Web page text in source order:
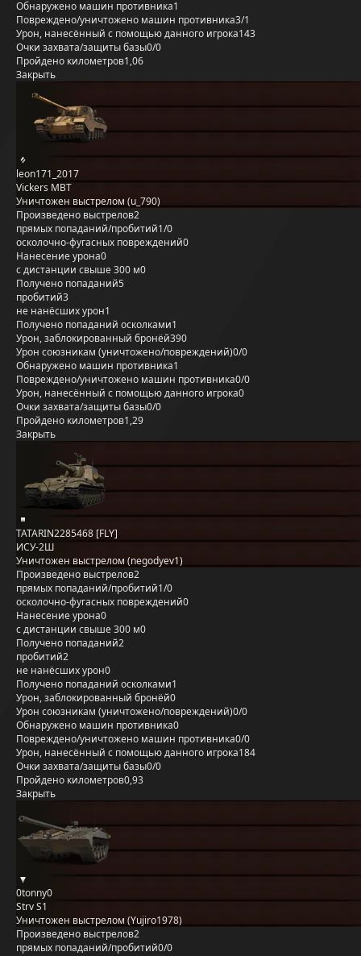
Обнаружено машин противника1
Повреждено/уничтожено машин противника3/1
Урон, нанесённый с помощью данного игрока143
Очки захвата/защиты базы0/0
Пройдено километров1,06
Закрыть
leon171_2017
Vickers MBT
Уничтожен выстрелом (u_790)
Произведено выстрелов2
прямых попаданий/пробитий1/0
осколочно-фугасных повреждений0
Нанесение урона0
с дистанции свыше 300 м0
Получено попаданий5
пробитий3
не нанёсших урон1
Получено попаданий осколками1
Урон, заблокированный бронёй390
Урон союзникам (уничтожено/повреждений)0/0
Обнаружено машин противника1
Повреждено/уничтожено машин противника0/0
Урон, нанесённый с помощью данного игрока0
Очки захвата/защиты базы0/0
Пройдено километров1,29
Закрыть
TATARIN2285468 [FLY]
ИСУ-2Ш
Уничтожен выстрелом (negodyev1)
Произведено выстрелов2
прямых попаданий/пробитий1/0
осколочно-фугасных повреждений0
Нанесение урона0
с дистанции свыше 300 м0
Получено попаданий2
пробитий2
не нанёсших урон0
Получено попаданий осколками1
Урон, заблокированный бронёй0
Урон союзникам (уничтожено/повреждений)0/0
Обнаружено машин противника0
Повреждено/уничтожено машин противника0/0
Урон, нанесённый с помощью данного игрока184
Очки захвата/защиты базы0/0
Пройдено километров0,93
Закрыть
0tonny0
Strv S1
Уничтожен выстрелом (Yujiro1978)
Произведено выстрелов2
прямых попаданий/пробитий0/0